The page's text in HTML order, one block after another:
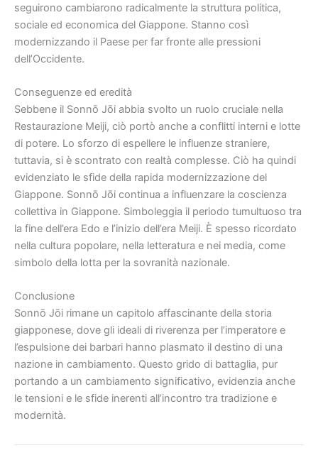
seguirono cambiarono radicalmente la struttura politica,
sociale ed economica del Giappone. Stanno così
modernizzando il Paese per far fronte alle pressioni
dell’Occidente.
Conseguenze ed eredità
Sebbene il Sonnō Jōi abbia svolto un ruolo cruciale nella
Restaurazione Meiji, ciò portò anche a conflitti interni e lotte
di potere. Lo sforzo di espellere le influenze straniere,
tuttavia, si è scontrato con realtà complesse. Ciò ha quindi
evidenziato le sfide della rapida modernizzazione del
Giappone. Sonnō Jōi continua a influenzare la coscienza
collettiva in Giappone. Simboleggia il periodo tumultuoso tra
la fine dell’era Edo e l’inizio dell’era Meiji. È spesso ricordato
nella cultura popolare, nella letteratura e nei media, come
simbolo della lotta per la sovranità nazionale.
Conclusione
Sonnō Jōi rimane un capitolo affascinante della storia
giapponese, dove gli ideali di riverenza per l’imperatore e
l’espulsione dei barbari hanno plasmato il destino di una
nazione in cambiamento. Questo grido di battaglia, pur
portando a un cambiamento significativo, evidenzia anche
le tensioni e le sfide inerenti all’incontro tra tradizione e
modernità.